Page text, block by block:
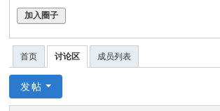
加入圈子
首页 讨论区 成员列表
发帖